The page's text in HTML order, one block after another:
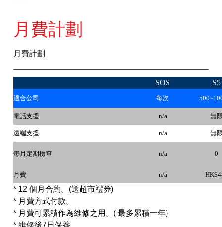
月費計劃
月費計劃
SOS S5
適合公司 每次
電話支援 n/a 無
遠端支援 n/a 無
每月定期檢查 n/a 0
月費 n/a
* 12 個月合約。(送超市禮券)
* 月費方式付款。
* 月費可累積作為維修之用。( 最多累積一年)
* 維修後7日保養。